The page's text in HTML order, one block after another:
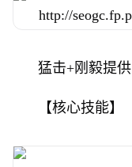
猛击+刚毅提
【核心技能】